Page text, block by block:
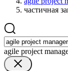
частичная
agile project